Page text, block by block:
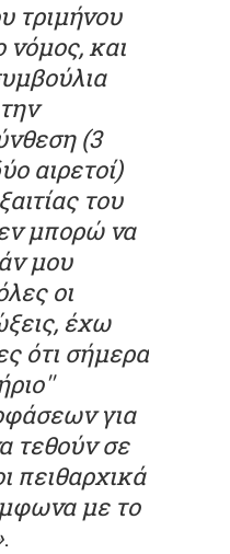
τριμήνου
νόμος, και
(3
αιρετοί)
του
μπορώ να
μου
οι
έχω
ότι σήμερα
για
τεθούν σε
πειθαρχικά
με το
.